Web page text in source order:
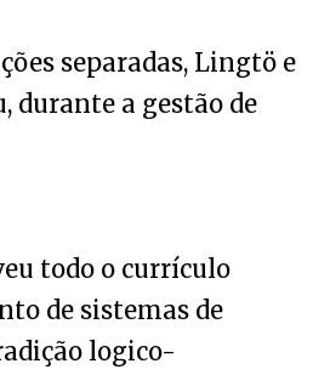
separadas, Lingtö e
durante a gestão de
todo o currículo
de sistemas de
logico-